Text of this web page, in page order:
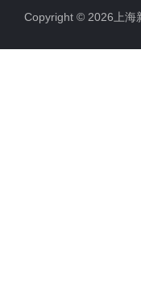
Copyright © 2026上